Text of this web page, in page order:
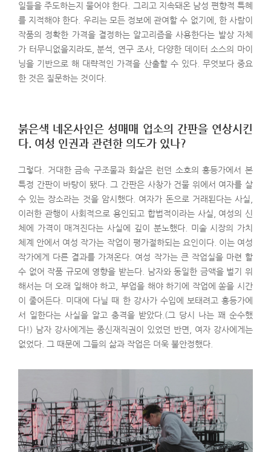
일들을 주도하는지 물어야 한다. 그리고 지속돼온 남성 편향적 특혜
를 지적해야 한다. 우리는 모든 정보에 관여할 수 없기에, 한 사람이
작품의 정확한 가격을 결정하는 알고리즘을 사용한다는 발상 자체
가 터무니없을지라도, 분석, 연구 조사, 다양한 데이터 소스의 마이
닝을 기반으로 해 대략적인 가격을 산출할 수 있다. 무엇보다 중요
한 것은 질문하는 것이다.
붉은색 네온사인은 성매매 업소의 간판을 연상시킨
다. 여성 인권과 관련한 의도가 있나?
그렇다. 거대한 금속 구조물과 화살은 런던 소호의 홍등가에서 본
특정 간판이 바탕이 됐다. 그 간판은 사창가 건물 위에서 여자를 살
수 있는 장소라는 것을 암시했다. 여자가 돈으로 거래된다는 사실,
이러한 관행이 사회적으로 용인되고 합법적이라는 사실, 여성의 신
체에 가격이 매겨진다는 사실에 깊이 분노했다. 미술 시장의 가치
체계 안에서 여성 작가는 작업이 평가절하되는 요인이다. 이는 여성
작가에게 다른 결과를 가져온다. 여성 작가는 큰 작업실을 마련 할
수 없어 작품 규모에 영향을 받는다. 남자와 동일한 금액을 벌기 위
해서는 더 오래 일해야 하고, 부업을 해야 하기에 작업에 쏟을 시간
이 줄어든다. 미대에 다닐 때 한 강사가 수입에 보태려고 홍등가에
서 일한다는 사실을 알고 충격을 받았다.(그 당시 나는 꽤 순수했
다!) 남자 강사에게는 종신재직권이 있었던 반면, 여자 강사에게는
없었다. 그 때문에 그들의 삶과 작업은 더욱 불안정했다.